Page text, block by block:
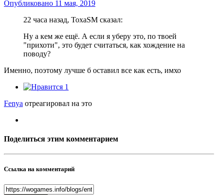
Опубликовано 11 мая, 2019
22 часа назад, ToxaSM сказал:
Ну а кем же ещё. А если я уберу это, по твоей
"прихоти", это будет считаться, как хождение на
поводу?
Именно, поэтому лучше б оставил все как есть, имхо
1
Fenya отреагировал на это
Поделиться этим комментарием
Ссылка на комментарий